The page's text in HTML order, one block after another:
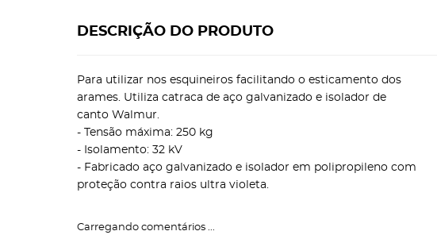
DESCRIÇÃO DO PRODUTO
Para utilizar nos esquineiros facilitando o esticamento dos
arames. Utiliza catraca de aço galvanizado e isolador de
canto Walmur.
- Tensão máxima: 250 kg
- Isolamento: 32 kV
- Fabricado aço galvanizado e isolador em polipropileno com
proteção contra raios ultra violeta.
Carregando comentários ...